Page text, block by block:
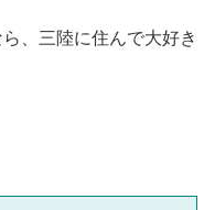
、三陸に住んで大好き